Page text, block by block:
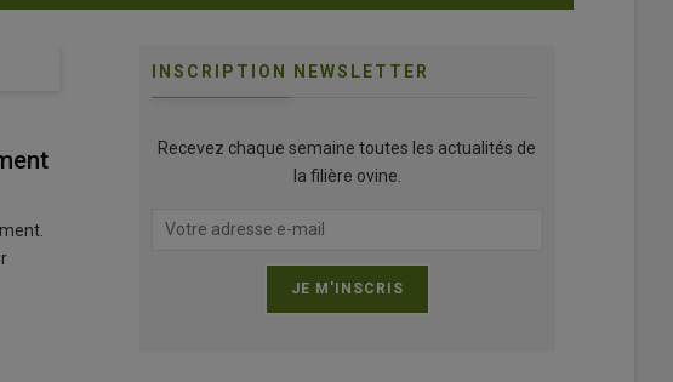
INSCRIPTION NEWSLETTER
Recevez chaque semaine toutes les actualités de
la filière ovine.